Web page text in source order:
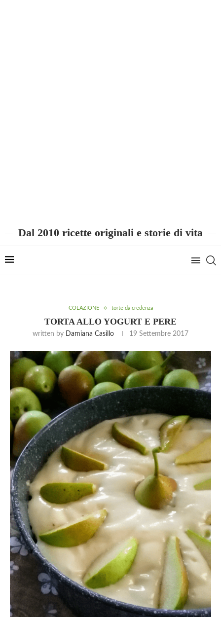
Dal 2010 ricette originali e storie di vita
COLAZIONE torte da credenza
TORTA ALLO YOGURT E PERE
written by Damiana Casillo 19 Settembre 2017